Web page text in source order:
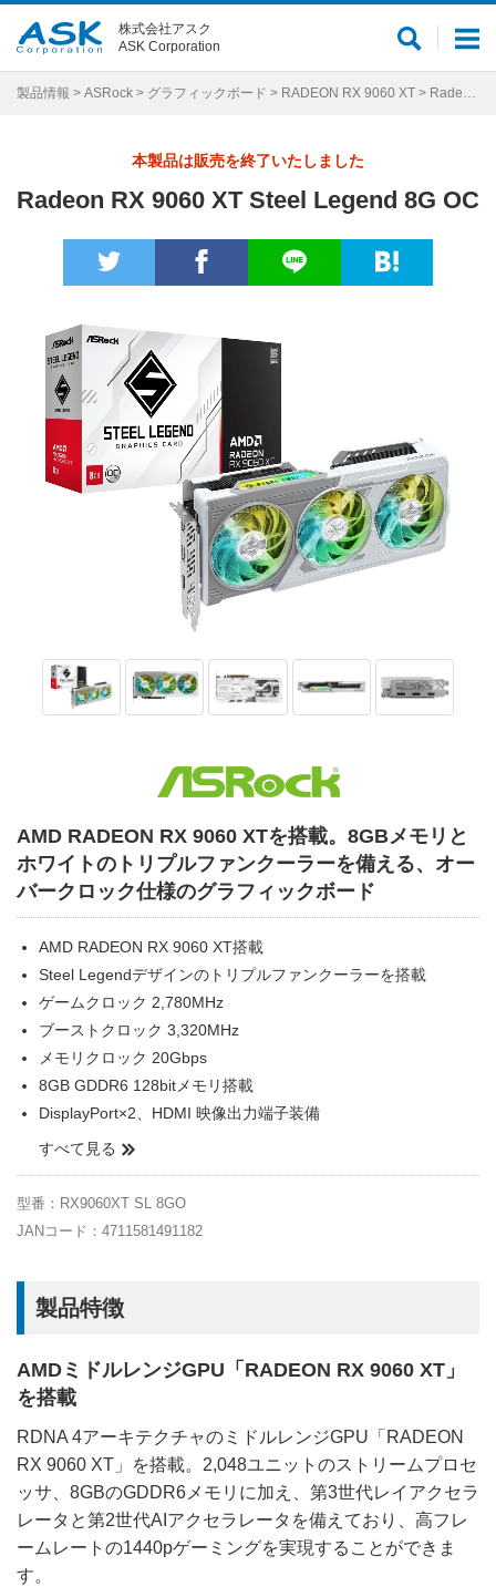
メ
ュ
サ
ト
株式会社アスク
ASK Corporation
製品情報 > ASRock > グラフィックボード > RADEON RX 9060 XT > Radeon RX 9060 XT Steel Legend 8G OC
本製品は販売を終了いたしました
Radeon RX 9060 XT Steel Legend 8G OC
AMD RADEON RX 9060 XTを搭載。8GBメモリと
ホワイトのトリプルファンクーラーを備える、オー
バークロック仕様のグラフィックボード
AMD RADEON RX 9060 XT搭載
Steel Legendデザインのトリプルファンクーラーを搭載
ゲームクロック 2,780MHz
ブーストクロック 3,320MHz
メモリクロック 20Gbps
8GB GDDR6 128bitメモリ搭載
DisplayPort×2、HDMI 映像出力端子装備
すべて見る
型番：RX9060XT SL 8GO
JANコード：4711581491182
製品特徴
AMDミドルレンジGPU「RADEON RX 9060 XT」
を搭載
RDNA 4アーキテクチャのミドルレンジGPU「RADEON
RX 9060 XT」を搭載。2,048ユニットのストリームプロセ
ッサ、8GBのGDDR6メモリに加え、第3世代レイアクセラ
レータと第2世代AIアクセラレータを備えており、高フレ
ームレートの1440pゲーミングを実現することができま
す。